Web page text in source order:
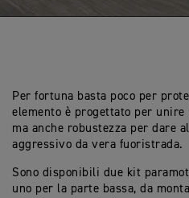
Per fortuna basta poco per
elemento è progettato per unire
ma anche robustezza per dare
aggressivo da vera fuoristrada.
Sono disponibili due kit
uno per la parte bassa, da